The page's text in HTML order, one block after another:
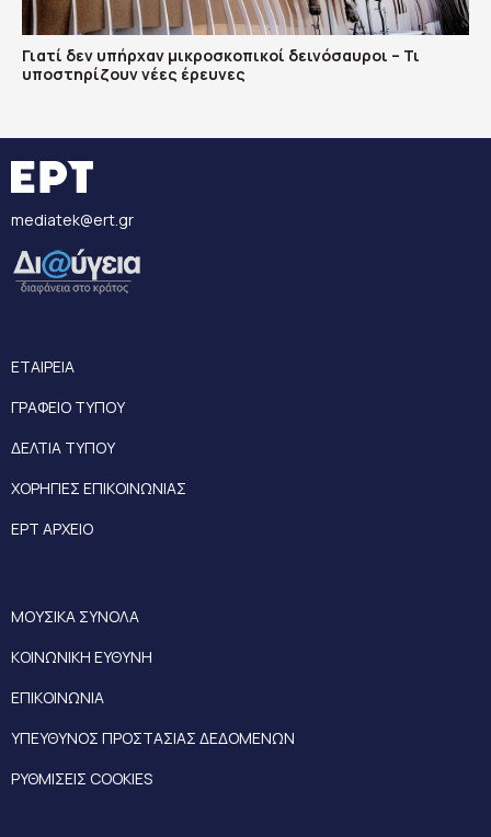
Γιατί δεν υπήρχαν μικροσκοπικοί δεινόσαυροι – Τι
υποστηρίζουν νέες έρευνες
mediatek@ert.gr
ΕΤΑΙΡΕΙΑ
ΓΡΑΦΕΙΟ ΤΥΠΟΥ
ΔΕΛΤΙΑ ΤΥΠΟΥ
ΧΟΡΗΓΙΕΣ ΕΠΙΚΟΙΝΩΝΙΑΣ
ΕΡΤ ΑΡΧΕΙΟ
ΜΟΥΣΙΚΑ ΣΥΝΟΛΑ
ΚΟΙΝΩΝΙΚΗ ΕΥΘΥΝΗ
ΕΠΙΚΟΙΝΩΝΙΑ
ΥΠΕΥΘΥΝΟΣ ΠΡΟΣΤΑΣΙΑΣ ΔΕΔΟΜΕΝΩΝ
ΡΥΘΜΙΣΕΙΣ COOKIES